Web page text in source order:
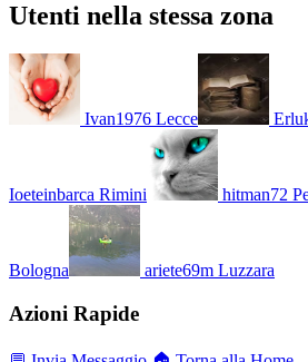
Utenti nella stessa zona
Ivan1976 Lecce
Ioeteinbarca Rimini hitman72
Bologna ariete69m Luzzara
Azioni Rapide